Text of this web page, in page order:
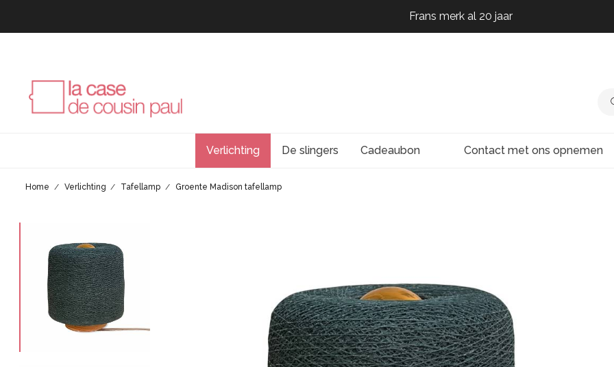
Frans merk al 20 jaar
Frans merk al 20 jaar
Verlichting De slingers Cadeaubon Contact met ons opnemen
Home Verlichting Tafellamp Groente Madison tafellamp